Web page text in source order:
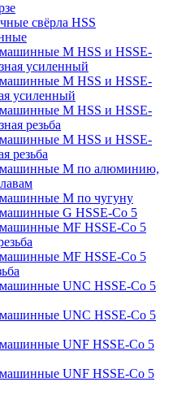
свёрла HSS
M HSS и HSSE-
усиленный
M HSS и HSSE-
усиленный
M HSS и HSSE-
резьба
M HSS и HSSE-
резьба
M по алюминию,
M по чугуну
G HSSE-Co 5
MF HSSE-Co 5
MF HSSE-Co 5
UNC HSSE-Co 5
UNC HSSE-Co 5
UNF HSSE-Co 5
UNF HSSE-Co 5